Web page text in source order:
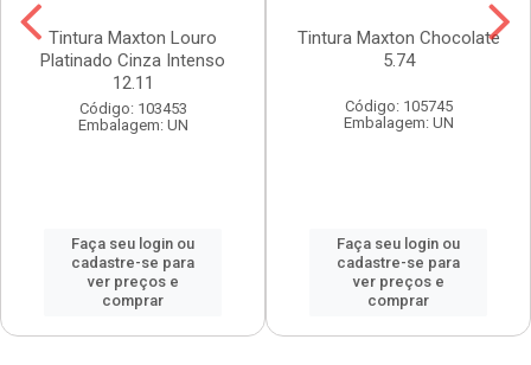
Tintura Maxton Louro
Platinado Cinza Intenso
12.11
Código: 103453
Embalagem: UN
Faça seu login ou
cadastre-se para
ver preços e
comprar
Tintura Maxton Chocolate
5.74
Código: 105745
Embalagem: UN
Faça seu login ou
cadastre-se para
ver preços e
comprar